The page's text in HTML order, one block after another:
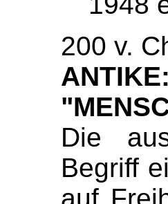
200 v.
Die
Begriff